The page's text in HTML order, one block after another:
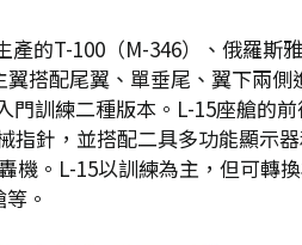
的T-100（M-346）、俄羅斯雅
搭配尾翼、單垂尾、翼下兩側
門訓練二種版本。L-15座艙的前
指針，並搭配二具多功能顯示
機。L-15以訓練為主，但可轉
。